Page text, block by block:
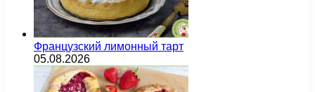
Французский лимонный тарт
05.08.2026